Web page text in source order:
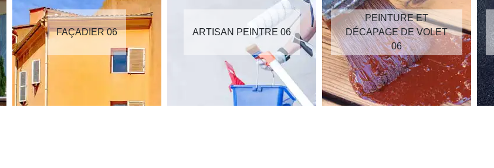
FAÇADIER 06 ARTISAN PEINTRE 06
PEINTURE ET
DÉCAPAGE DE VOLET
06